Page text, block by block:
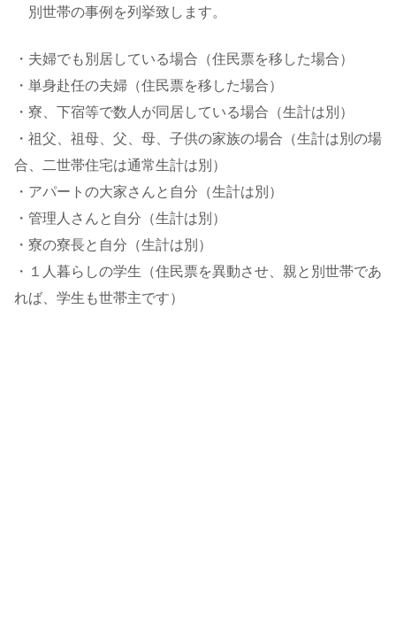
別世帯の事例を列挙致します。
・夫婦でも別居している場合（住民票を移した場合）
・単身赴任の夫婦（住民票を移した場合）
・寮、下宿等で数人が同居している場合（生計は別）
・祖父、祖母、父、母、子供の家族の場合（生計は別の場
合、二世帯住宅は通常生計は別）
・アパートの大家さんと自分（生計は別）
・管理人さんと自分（生計は別）
・寮の寮長と自分（生計は別）
・１人暮らしの学生（住民票を異動させ、親と別世帯であ
れば、学生も世帯主です）